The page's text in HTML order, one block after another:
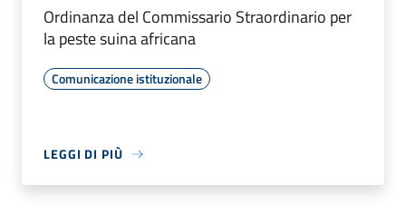
Ordinanza del Commissario Straordinario per
la peste suina africana
Comunicazione istituzionale
LEGGI DI PIÙ